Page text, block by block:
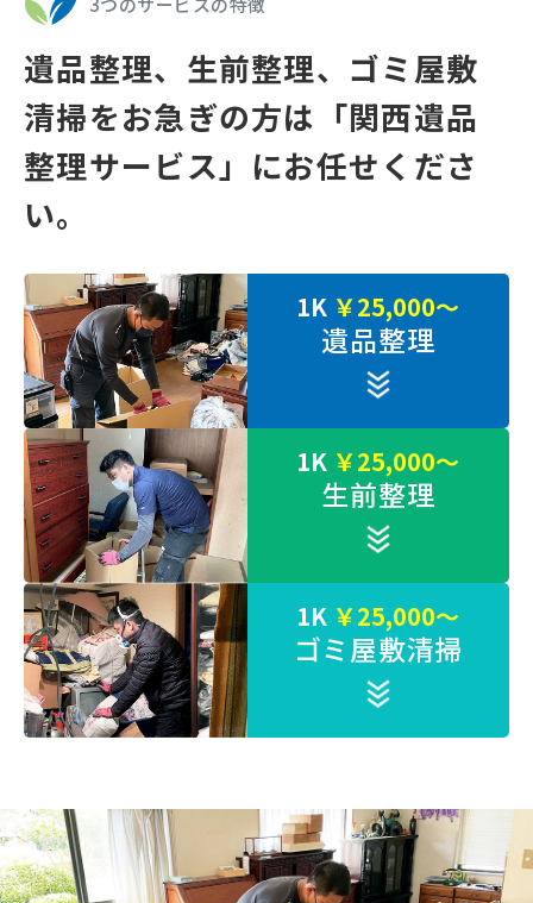
遺品整理、⽣前整理、ゴミ屋敷
清掃をお急ぎの⽅は 「関⻄遺品
整理サービス」にお任せくださ
い。
1K ￥25,000～
遺品整理
1K ￥25,000～
生前整理
1K ￥25,000～
ゴミ屋敷清掃